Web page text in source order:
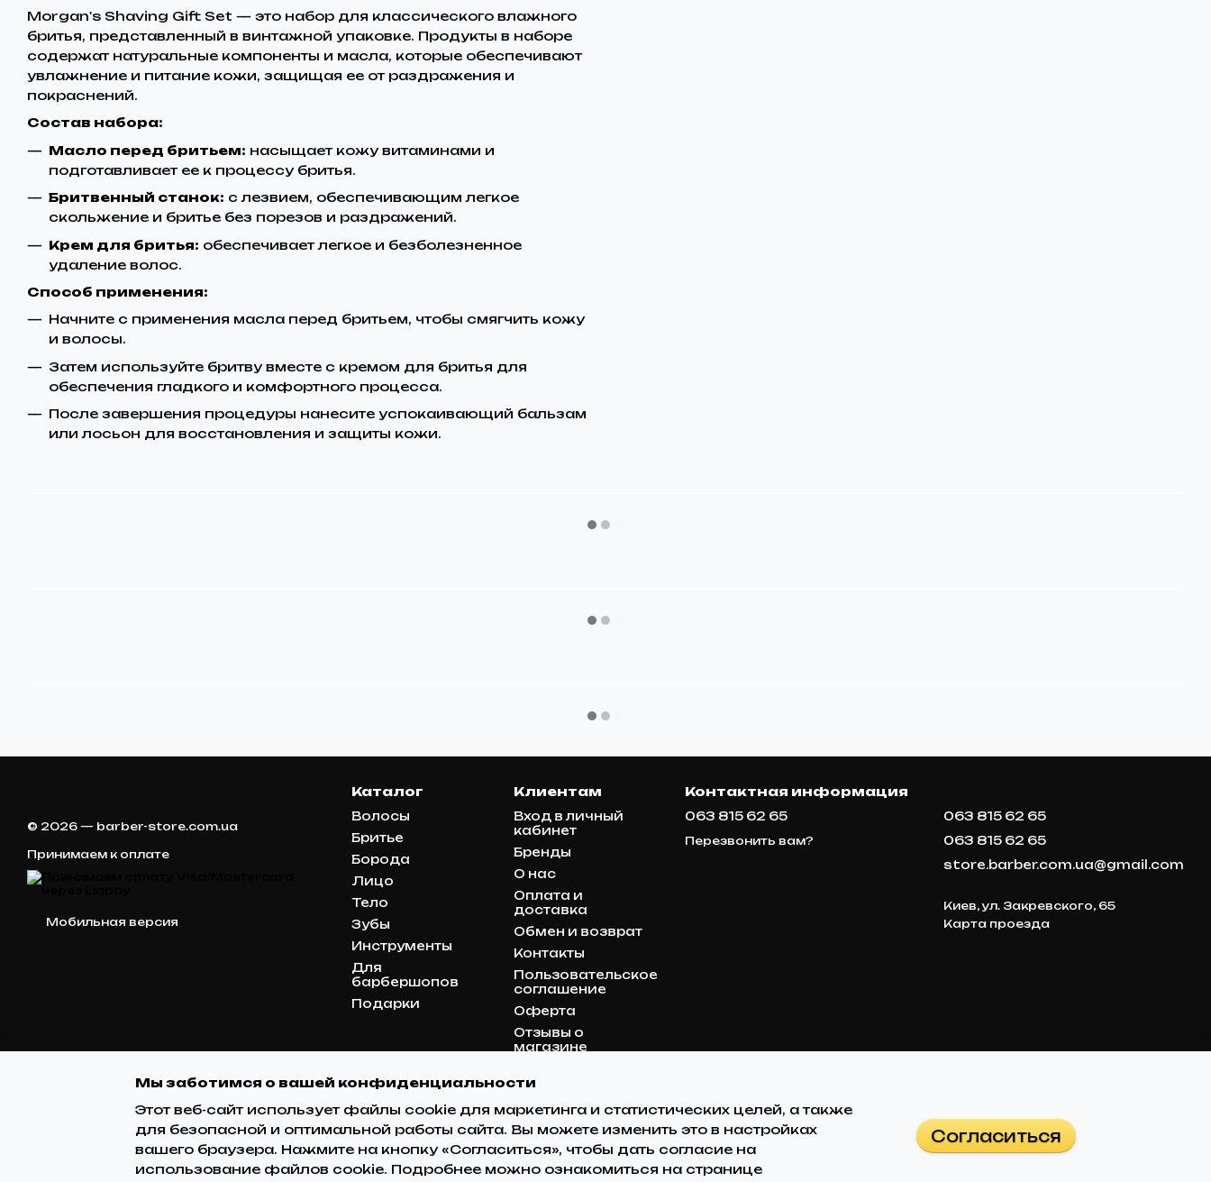
Morgan's Shaving Gift Set — это набор для классического влажного
бритья, представленный в винтажной упаковке. Продукты в наборе
содержат натуральные компоненты и масла, которые обеспечивают
увлажнение и питание кожи, защищая ее от раздражения и
покраснений.
Состав набора:
Масло перед бритьем: насыщает кожу витаминами и
подготавливает ее к процессу бритья.
Бритвенный станок: с лезвием, обеспечивающим легкое
скольжение и бритье без порезов и раздражений.
Крем для бритья: обеспечивает легкое и безболезненное
удаление волос.
Способ применения:
Начните с применения масла перед бритьем, чтобы смягчить кожу
и волосы.
Затем используйте бритву вместе с кремом для бритья для
обеспечения гладкого и комфортного процесса.
После завершения процедуры нанесите успокаивающий бальзам
или лосьон для восстановления и защиты кожи.
© 2026 — barber-store.com.ua
Принимаем к оплате
Мобильная версия
Каталог
Волосы
Бритье
Борода
Лицо
Тело
Зубы
Инструменты
Для
барбершопов
Подарки
Клиентам
Вход в личный
кабинет
Бренды
О нас
Оплата и
доставка
Обмен и возврат
Контакты
Пользовательское
соглашение
Оферта
Отзывы о
магазине
Карта сайта
Мы в соцсетях
Контактная информация
063 815 62 65
Перезвонить вам?
063 815 62 65
063 815 62 65
store.barber.com.ua@gmail.com
Киев, ул. Закревского, 65
Карта проезда
Мы заботимся о вашей конфиденциальности
Этот веб-сайт использует файлы cookie для маркетинга и статистических целей, а также
для безопасной и оптимальной работы сайта. Вы можете изменить это в настройках
вашего браузера. Нажмите на кнопку «Согласиться», чтобы дать согласие на
использование файлов cookie. Подробнее можно ознакомиться на странице
Согласиться